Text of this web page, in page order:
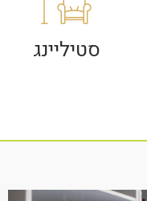
סטיליינג